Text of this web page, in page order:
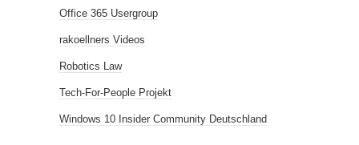
Office 365 Usergroup
rakoellners Videos
Robotics Law
Tech-For-People Projekt
Windows 10 Insider Community Deutschland